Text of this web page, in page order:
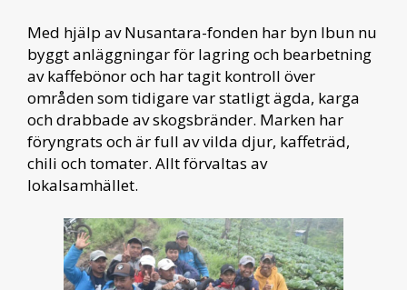
Med hjälp av Nusantara-fonden har byn Ibun nu
byggt anläggningar för lagring och bearbetning
av kaffebönor och har tagit kontroll över
områden som tidigare var statligt ägda, karga
och drabbade av skogsbränder. Marken har
föryngrats och är full av vilda djur, kaffeträd,
chili och tomater. Allt förvaltas av
lokalsamhället.